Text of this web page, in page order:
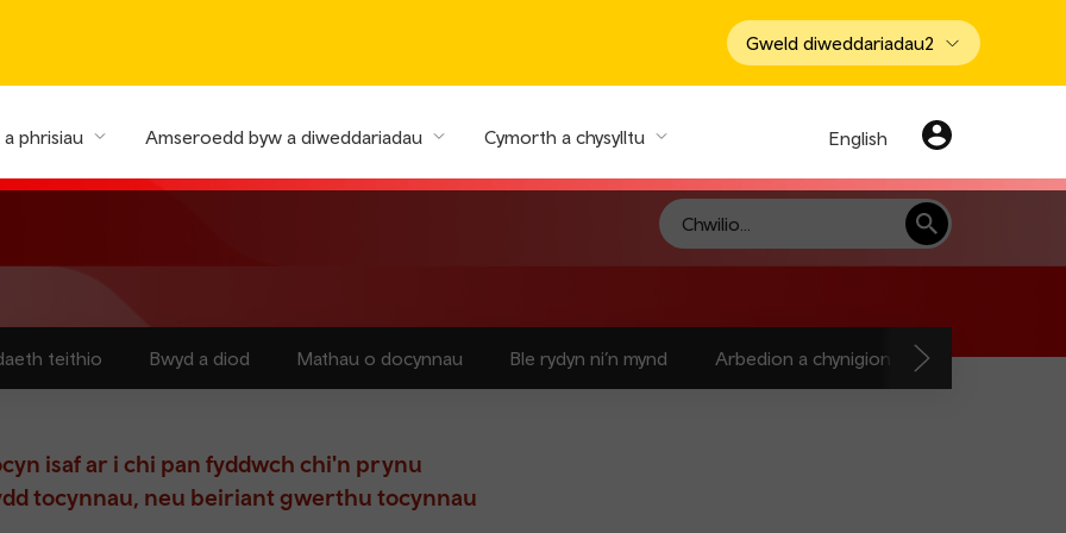
Gweld diweddariadau2
phrisiau Amseroedd byw a diweddariadau Cymorth a chysylltu English
Chwilio
teithio Bwyd a diod Mathau o docynnau Ble rydyn ni’n mynd Arbedion a chynigion
isaf ar i chi pan fyddwch chi'n prynu
tocynnau, neu beiriant gwerthu tocynnau